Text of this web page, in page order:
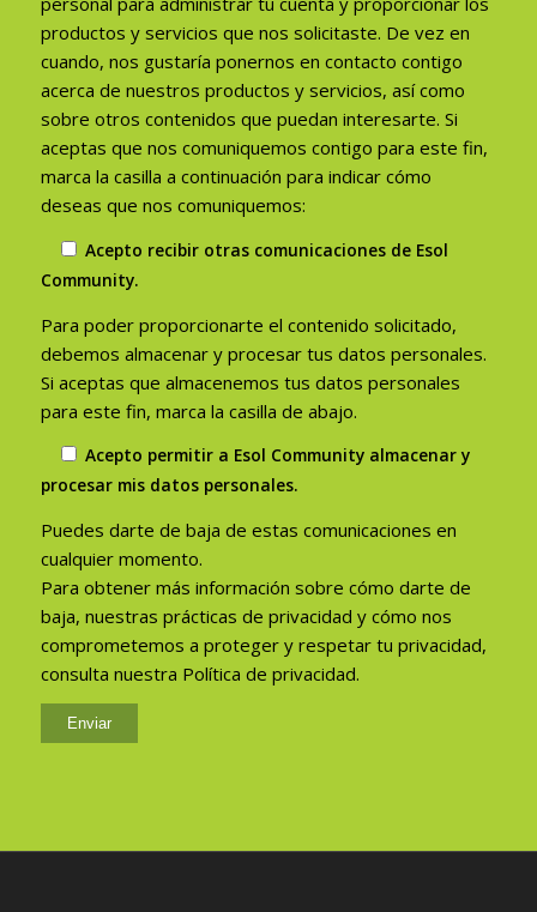
productos y servicios que nos solicitaste. De vez en
cuando, nos gustaría ponernos en contacto contigo
acerca de nuestros productos y servicios, así como
sobre otros contenidos que puedan interesarte. Si
aceptas que nos comuniquemos contigo para este fin,
marca la casilla a continuación para indicar cómo
deseas que nos comuniquemos:
Acepto recibir otras comunicaciones de Esol
Community.
Para poder proporcionarte el contenido solicitado,
debemos almacenar y procesar tus datos personales.
Si aceptas que almacenemos tus datos personales
para este fin, marca la casilla de abajo.
Acepto permitir a Esol Community almacenar y
procesar mis datos personales.
Puedes darte de baja de estas comunicaciones en
cualquier momento.
Para obtener más información sobre cómo darte de
baja, nuestras prácticas de privacidad y cómo nos
comprometemos a proteger y respetar tu privacidad,
consulta nuestra Política de privacidad.